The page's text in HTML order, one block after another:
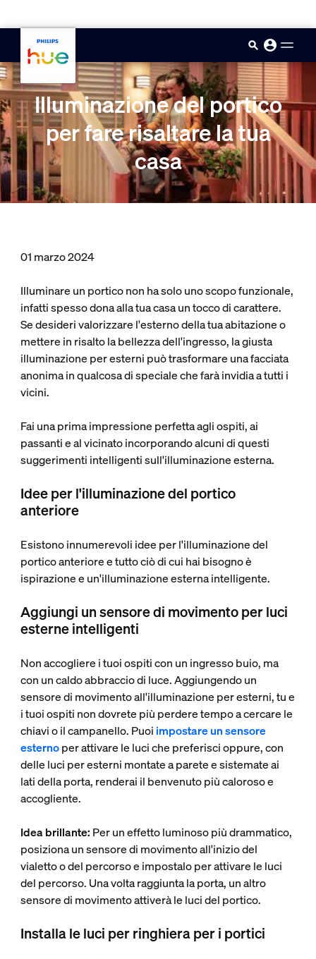
Illuminazione del portico
per fare risaltare la tua
casa
01 marzo 2024
Illuminare un portico non ha solo uno scopo funzionale,
infatti spesso dona alla tua casa un tocco di carattere.
Se desideri valorizzare l'esterno della tua abitazione o
mettere in risalto la bellezza dell'ingresso, la giusta
illuminazione per esterni può trasformare una facciata
anonima in qualcosa di speciale che farà invidia a tutti i
vicini.
Fai una prima impressione perfetta agli ospiti, ai
passanti e al vicinato incorporando alcuni di questi
suggerimenti intelligenti sull'illuminazione esterna.
Idee per l'illuminazione del portico
anteriore
Esistono innumerevoli idee per l'illuminazione del
portico anteriore e tutto ciò di cui hai bisogno è
ispirazione e un'illuminazione esterna intelligente.
Aggiungi un sensore di movimento per luci
esterne intelligenti
Non accogliere i tuoi ospiti con un ingresso buio, ma
con un caldo abbraccio di luce. Aggiungendo un
sensore di movimento all'illuminazione per esterni, tu e
i tuoi ospiti non dovrete più perdere tempo a cercare le
chiavi o il campanello. Puoi impostare un sensore
esternoper attivare le luci che preferisci oppure, con
delle luci per esterni montate a parete e sistemate ai
lati della porta, renderai il benvenuto più caloroso e
accogliente.
Idea brillante: Per un effetto luminoso più drammatico,
posiziona un sensore di movimento all'inizio del
vialetto o del percorso e impostalo per attivare le luci
del percorso. Una volta raggiunta la porta, un altro
sensore di movimento attiverà le luci del portico.
Installa le luci per ringhiera per i portici